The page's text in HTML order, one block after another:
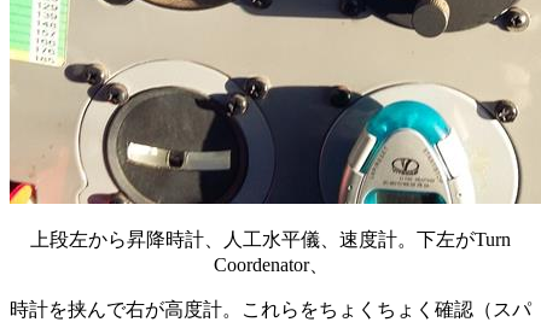
上段左から昇降時計、人工水平儀、速度計。下左がTurn
Coordenator、
時計を挟んで右が高度計。これらをちょくちょく確認（スパ